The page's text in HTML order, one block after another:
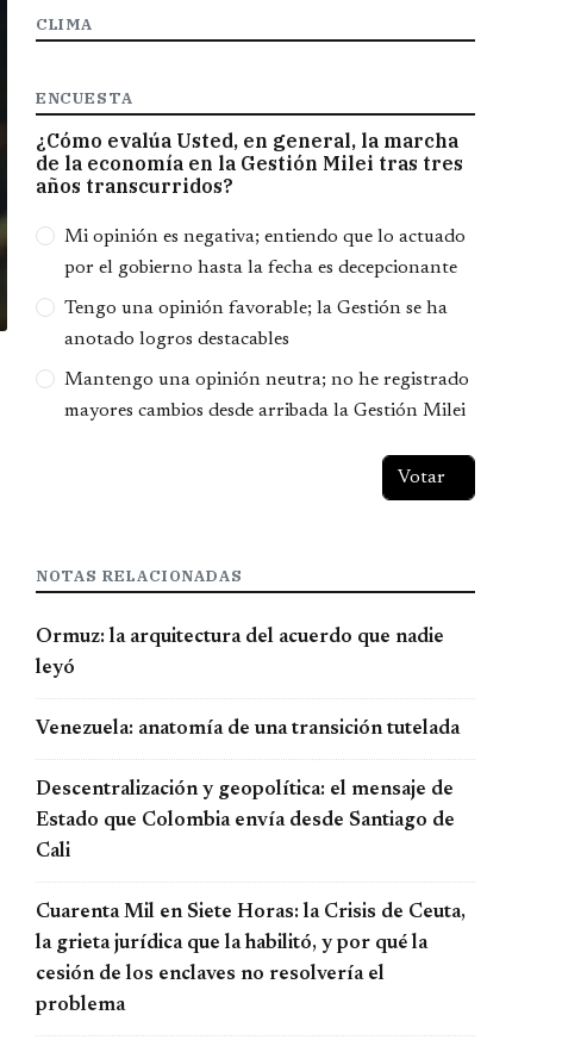
CLIMA
ENCUESTA
¿Cómo evalúa Usted, en general, la marcha
de la economía en la Gestión Milei tras tres
años transcurridos?
Opciones
Mi opinión es negativa; entiendo que lo actuado
por el gobierno hasta la fecha es decepcionante
Tengo una opinión favorable; la Gestión se ha
anotado logros destacables
Mantengo una opinión neutra; no he registrado
mayores cambios desde arribada la Gestión Milei
NOTAS RELACIONADAS
Ormuz: la arquitectura del acuerdo que nadie
leyó
Venezuela: anatomía de una transición tutelada
Descentralización y geopolítica: el mensaje de
Estado que Colombia envía desde Santiago de
Cali
Cuarenta Mil en Siete Horas: la Crisis de Ceuta,
la grieta jurídica que la habilitó, y por qué la
cesión de los enclaves no resolvería el
problema